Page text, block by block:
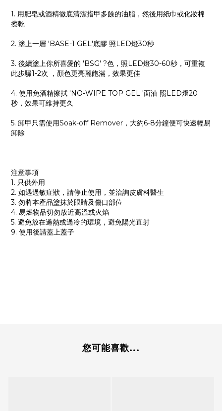
1. 用肥皂或酒精徹底清潔指甲多餘的油脂，然後用紙巾或化妝棉
擦乾
2. 塗上一層 'BASE-1 GEL'底膠 照LED燈30秒
3. 後續塗上你所喜愛的 'BSG' ?色，照LED燈30-60秒，可重複
此步驟1-2次 ，顏色更亮麗飽滿，效果更佳
4. 使用免酒精擦拭 'NO-WIPE TOP GEL '面油 照LED燈20
秒，效果可維持更久
5. 卸甲只需使用Soak-off Remover，大約6-8分鐘便可快速輕易
卸除
注意事項
1. 只供外用
2. 如遇過敏症狀，請停止使用，並洽詢皮膚科醫生
3. 勿將本產品塗抹於眼睛及傷口部位
4. 易燃物品切勿放近高溫或火焰
5. 避免放在過熱或過冷的環境，避免陽光直射
9. 使用後請蓋上蓋子
您可能喜歡...